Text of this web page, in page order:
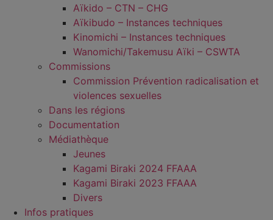
Aïkido – CTN – CHG
Aïkibudo – Instances techniques
Kinomichi – Instances techniques
Wanomichi/Takemusu Aïki – CSWTA
Commissions
Commission Prévention radicalisation et
violences sexuelles
Dans les régions
Documentation
Médiathèque
Jeunes
Kagami Biraki 2024 FFAAA
Kagami Biraki 2023 FFAAA
Divers
Infos pratiques